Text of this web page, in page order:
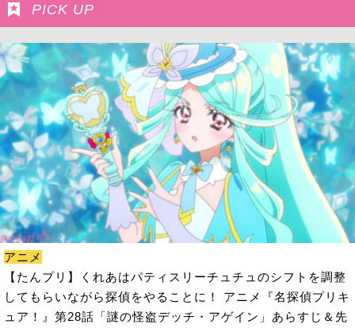
PICK UP
アニメ
【たんプリ】くれあはパティスリーチュチュのシフトを調整
してもらいながら探偵をやることに！ アニメ『名探偵プリキ
ュア！』第28話「謎の怪盗デッチ・アゲイン」あらすじ＆先